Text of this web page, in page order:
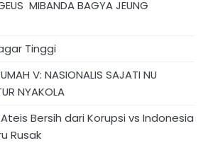
MIBANDA BAGYA JEUNG
Tinggi
V: NASIONALIS SAJATI NU
NYAKOLA
Bersih dari Korupsi vs Indonesia
Rusak